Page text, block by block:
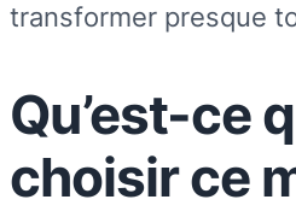
transformer presque
Qu’est-ce
choisir ce